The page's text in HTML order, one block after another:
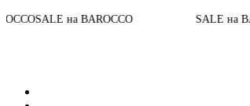
на BAROCCO SALE на BAROCCO